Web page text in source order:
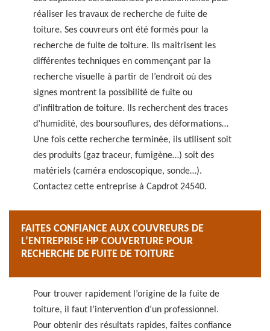
réaliser les travaux de recherche de fuite de
toiture. Ses couvreurs ont été formés pour la
recherche de fuite de toiture. Ils maitrisent les
différentes techniques en commençant par la
recherche visuelle à partir de l’endroit où des
signes montrent la possibilité de fuite ou
d’infiltration de toiture. Ils recherchent des traces
d’humidité, des boursouflures, des déformations…
Une fois cette recherche terminée, ils utilisent soit
des produits (gaz traceur, fumigène…) soit des
matériels (caméra endoscopique, sonde…).
Contactez cette entreprise à Capdrot 24540.
FAITES CONFIANCE AUX COUVREURS DE
L’ENTREPRISE HP COUVERTURE POUR
RECHERCHE DE FUITE DE TOITURE
Pour trouver rapidement l’origine de la fuite de
toiture, il faut l’intervention d’un professionnel.
Pour obtenir des résultats rapides, faites confiance